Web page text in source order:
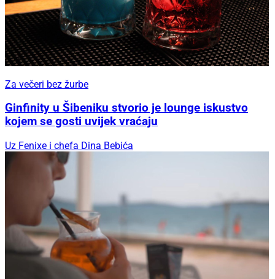
Za večeri bez žurbe
Ginfinity u Šibeniku stvorio je lounge iskustvo
kojem se gosti uvijek vraćaju
Uz Fenixe i chefa Dina Bebića